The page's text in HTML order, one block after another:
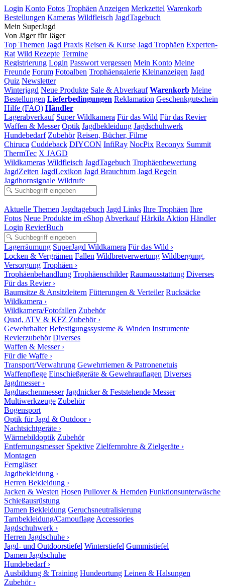
Login Konto Fotos Trophäen Anzeigen Merkzettel Warenkorb
Bestellungen Kameras Wildfleisch JagdTagebuch
Mein SuperJagd
Von Jäger für Jäger
Top Themen Jagd Praxis Reisen & Kurse Jagd Trophäen Experten-
Rat Wild Rezepte Termine
Registrierung Login Passwort vergessen Mein Konto Meine
Freunde Forum Fotoalben Trophäengalerie Kleinanzeigen Jagd
Quiz Newsletter
Winterjagd Neue Produkte Sale & Abverkauf Warenkorb Meine
Bestellungen Lieferbedingungen Reklamation Geschenkgutschein
Hilfe (FAQ) Händler
Lagerabverkauf Super Wildkamera Für das Wild Für das Revier
Waffen & Messer Optik Jagdbekleidung Jagdschuhwerk
Hundebedarf Zubehör Reisen, Bücher, Filme
Chiruca Cuddeback DIYCON InfiRay NocPix Reconyx Summit
ThermTec X JAGD
Wildkameras Wildfleisch JagdTagebuch Trophäenbewertung
JagdZeiten JagdLexikon Jagd Brauchtum Jagd Regeln
Jagdhornsignale Wildrufe
Aktuelle Themen Jagdtagebuch Jagd Links Ihre Trophäen Ihre
Fotos Neue Produkte im eShop Abverkauf Härkila Aktion Händler
Login RevierBuch
Lagerräumung SuperJagd Wildkamera Für das Wild ›
Locken & Vergrämen Fallen Wildbretverwertung Wildbergung,
Versorgung Trophäen ›
Trophäenbehandlung Trophäenschilder Raumausstattung Diverses
Für das Revier ›
Baumsitze & Ansitzleitern Fütterungen & Verteiler Rucksäcke
Wildkamera ›
Wildkamera/Fotofallen Zubehör
Quad, ATV & KFZ Zubehör ›
Gewehrhalter Befestigungssysteme & Winden Instrumente
Revierzubehör Diverses
Waffen & Messer ›
Für die Waffe ›
Transport/Verwahrung Gewehrriemen & Patronenetuis
Waffenpflege Einschießgeräte & Gewehrauflagen Diverses
Jagdmesser ›
Jagdtaschenmesser Jagdnicker & Feststehende Messer
Multiwerkzeuge Zubehör
Bogensport
Optik für Jagd & Outdoor ›
Nachtsichtgeräte ›
Wärmebildoptik Zubehör
Entfernungsmesser Spektive Zielfernrohre & Zielgeräte ›
Montagen
Ferngläser
Jagdbekleidung ›
Herren Bekleidung ›
Jacken & Westen Hosen Pullover & Hemden Funktionsunterwäsche
Schießausrüstung
Damen Bekleidung Geruchsneutralisierung
Tarnbekleidung/Camouflage Accessories
Jagdschuhwerk ›
Herren Jagdschuhe ›
Jagd- und Outdoorstiefel Winterstiefel Gummistiefel
Damen Jagdschuhe
Hundebedarf ›
Ausbildung & Training Hundeortung Leinen & Halsungen
Zubehör ›